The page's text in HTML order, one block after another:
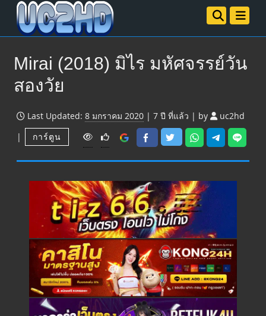
Mirai (2018) มิไร มหัศจรรย์วัน
สองวัย
Last Updated: 8 มกราคม 2020 | 7 ปี ที่แล้ว | by
uc2hd
|
การ์ตูน
V
w
s